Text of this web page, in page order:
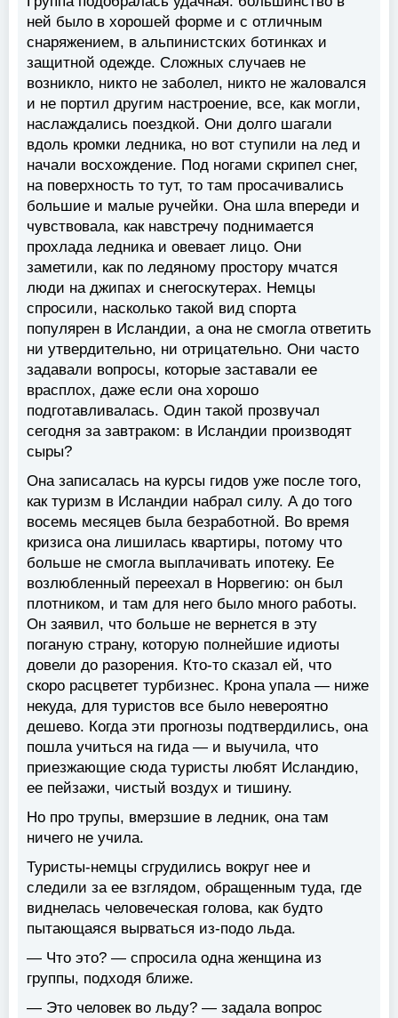
ней было в хорошей форме и с отличным
снаряжением, в альпинистских ботинках и
защитной одежде. Сложных случаев не
возникло, никто не заболел, никто не жаловался
и не портил другим настроение, все, как могли,
наслаждались поездкой. Они долго шагали
вдоль кромки ледника, но вот ступили на лед и
начали восхождение. Под ногами скрипел снег,
на поверхность то тут, то там просачивались
большие и малые ручейки. Она шла впереди и
чувствовала, как навстречу поднимается
прохлада ледника и овевает лицо. Они
заметили, как по ледяному простору мчатся
люди на джипах и снегоскутерах. Немцы
спросили, насколько такой вид спорта
популярен в Исландии, а она не смогла ответить
ни утвердительно, ни отрицательно. Они часто
задавали вопросы, которые заставали ее
врасплох, даже если она хорошо
подготавливалась. Один такой прозвучал
сегодня за завтраком: в Исландии производят
сыры?
Она записалась на курсы гидов уже после того,
как туризм в Исландии набрал силу. А до того
восемь месяцев была безработной. Во время
кризиса она лишилась квартиры, потому что
больше не смогла выплачивать ипотеку. Ее
возлюбленный переехал в Норвегию: он был
плотником, и там для него было много работы.
Он заявил, что больше не вернется в эту
поганую страну, которую полнейшие идиоты
довели до разорения. Кто-то сказал ей, что
скоро расцветет турбизнес. Крона упала — ниже
некуда, для туристов все было невероятно
дешево. Когда эти прогнозы подтвердились, она
пошла учиться на гида — и выучила, что
приезжающие сюда туристы любят Исландию,
ее пейзажи, чистый воздух и тишину.
Но про трупы, вмерзшие в ледник, она там
ничего не учила.
Туристы-немцы сгрудились вокруг нее и
следили за ее взглядом, обращенным туда, где
виднелась человеческая голова, как будто
пытающаяся вырваться из-подо льда.
— Что это? — спросила одна женщина из
группы, подходя ближе.
— Это человек во льду? — задала вопрос